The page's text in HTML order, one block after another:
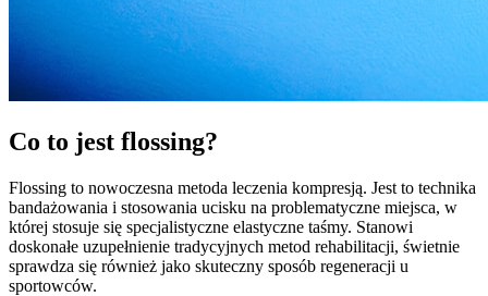
Co to jest flossing?
Flossing to nowoczesna metoda leczenia kompresją. Jest to technika
bandażowania i stosowania ucisku na problematyczne miejsca, w
której stosuje się specjalistyczne elastyczne taśmy. Stanowi
doskonałe uzupełnienie tradycyjnych metod rehabilitacji, świetnie
sprawdza się również jako skuteczny sposób regeneracji u
sportowców.